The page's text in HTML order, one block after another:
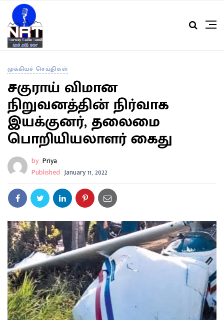
முக்கியச் செய்திகள்
சகுராய் விமான
நிறுவனத்தின் நிர்வாக
இயக்குனர், தலைமை
பொறியியலாளர் கைது
by Priya
Published January 11, 2022